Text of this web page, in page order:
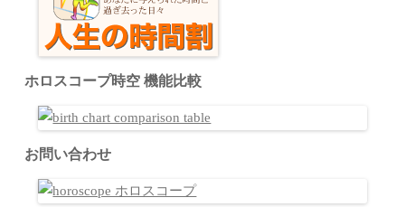
ホロスコープ時空 機能比較
お問い合わせ